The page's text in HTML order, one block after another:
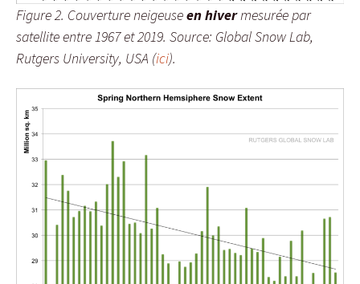
Figure 2. Couverture neigeuseen hivermesurée par
satellite entre 1967 et 2019. Source: Global Snow Lab,
Rutgers University, USA (ici).